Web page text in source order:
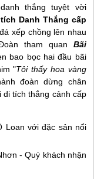
thắng tuyệt vời
Danh Thắng cấp
xếp chồng lên nhau
tham quan Bãi
bao bọc hai đầu bãi
"Tôi thấy hoa vàng
đoàn dừng chân
di tích thắng cảnh cấp
Loan với đặc sản nổi
- Quý khách nhận